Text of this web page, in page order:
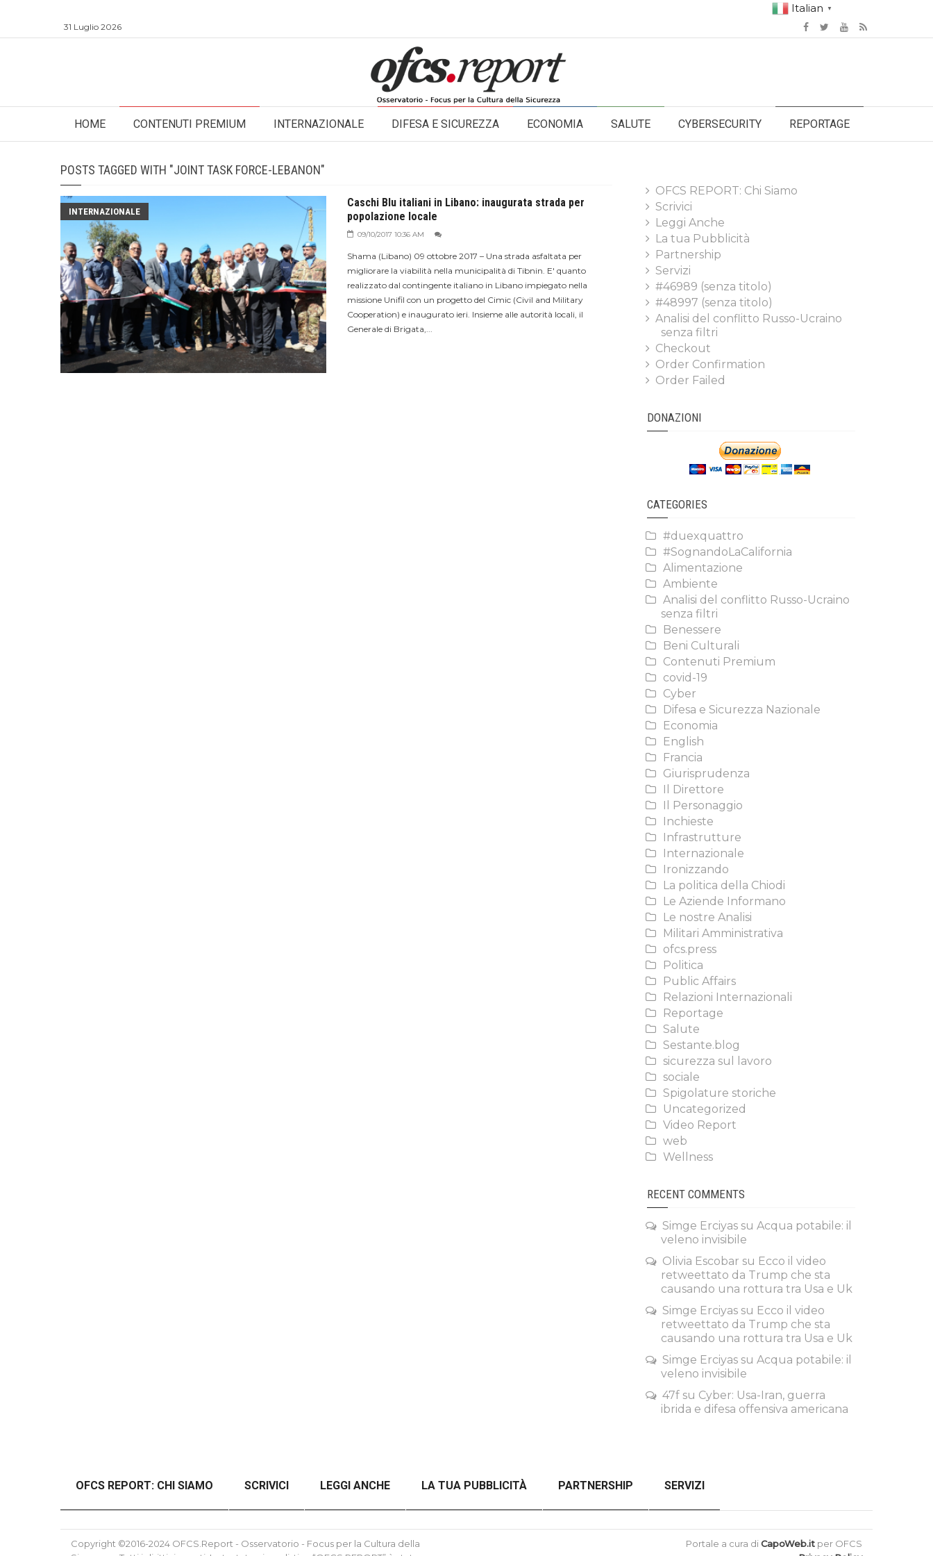
Italian ▼
31 Luglio 2026
HOME CONTENUTI PREMIUM INTERNAZIONALE DIFESA E SICUREZZA ECONOMIA SALUTE CYBERSECURITY REPORTAGE
POSTS TAGGED WITH "JOINT TASK FORCE-LEBANON"
INTERNAZIONALE
Caschi Blu italiani in Libano: inaugurata strada per
popolazione locale
09/10/2017 10:36 AM
Shama (Libano) 09 ottobre 2017 – Una strada asfaltata per
migliorare la viabilità nella municipalità di Tibnin. E' quanto
realizzato dal contingente italiano in Libano impiegato nella
missione Unifil con un progetto del Cimic (Civil and Military
Cooperation) e inaugurato ieri. Insieme alle autorità locali, il
Generale di Brigata,...
OFCS REPORT: Chi Siamo
Scrivici
Leggi Anche
La tua Pubblicità
Partnership
Servizi
#46989 (senza titolo)
#48997 (senza titolo)
Analisi del conflitto Russo-Ucraino
senza filtri
Checkout
Order Confirmation
Order Failed
DONAZIONI
CATEGORIES
#duexquattro
#SognandoLaCalifornia
Alimentazione
Ambiente
Analisi del conflitto Russo-Ucraino
senza filtri
Benessere
Beni Culturali
Contenuti Premium
covid-19
Cyber
Difesa e Sicurezza Nazionale
Economia
English
Francia
Giurisprudenza
Il Direttore
Il Personaggio
Inchieste
Infrastrutture
Internazionale
Ironizzando
La politica della Chiodi
Le Aziende Informano
Le nostre Analisi
Militari Amministrativa
ofcs.press
Politica
Public Affairs
Relazioni Internazionali
Reportage
Salute
Sestante.blog
sicurezza sul lavoro
sociale
Spigolature storiche
Uncategorized
Video Report
web
Wellness
RECENT COMMENTS
Simge Erciyas su Acqua potabile: il
veleno invisibile
Olivia Escobar su Ecco il video
retweettato da Trump che sta
causando una rottura tra Usa e Uk
Simge Erciyas su Ecco il video
retweettato da Trump che sta
causando una rottura tra Usa e Uk
Simge Erciyas su Acqua potabile: il
veleno invisibile
47f su Cyber: Usa-Iran, guerra
ibrida e difesa offensiva americana
OFCS REPORT: CHI SIAMO SCRIVICI LEGGI ANCHE LA TUA PUBBLICITÀ PARTNERSHIP SERVIZI
#46989 (SENZA TITOLO) #48997 (SENZA TITOLO) ANALISI DEL CONFLITTO RUSSO-UCRAINO SENZA FILTRI CHECKOUT
Copyright ©2016-2024 OFCS.Report - Osservatorio - Focus per la Cultura della
Portale a cura diCapoWeb.it per OFCS